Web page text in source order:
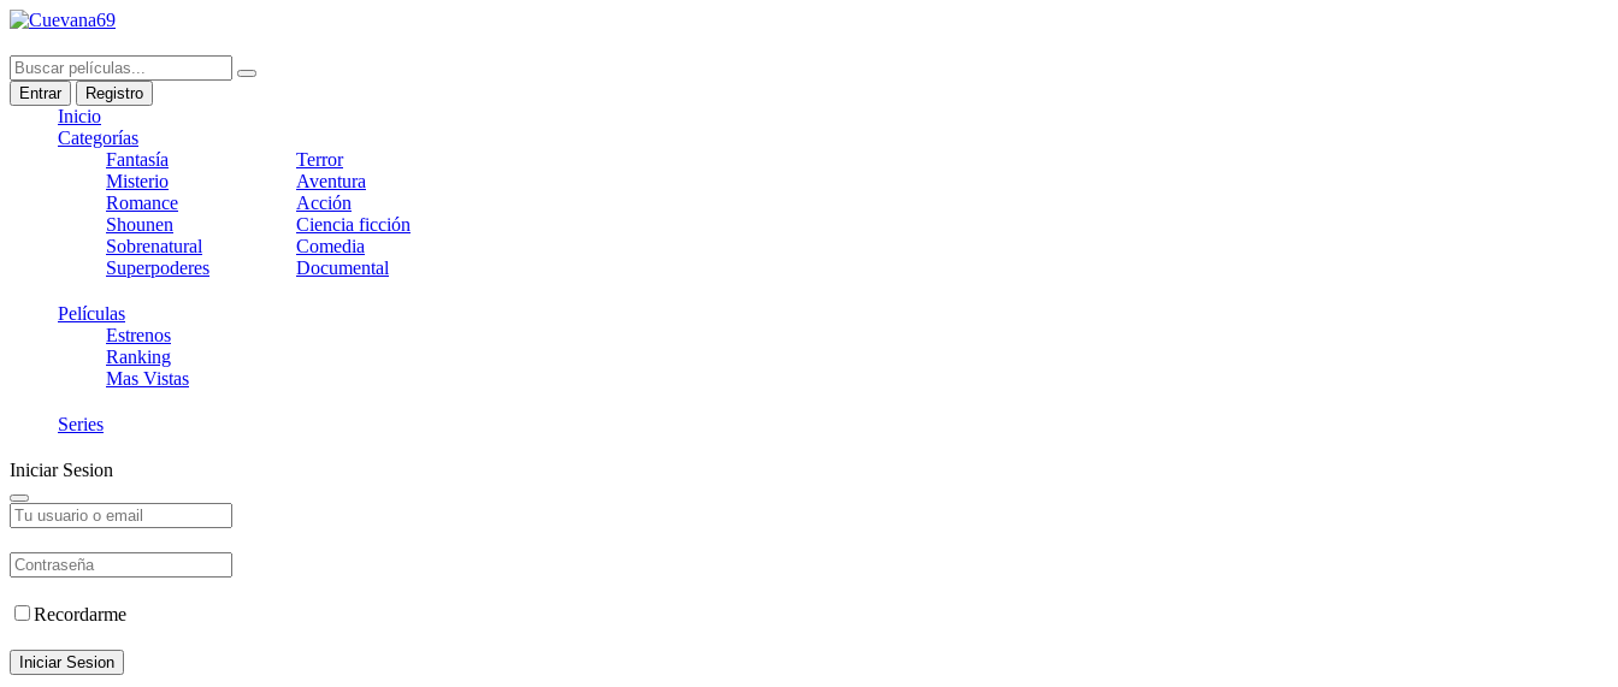
Entrar Registro
Inicio
Categorías
Fantasía
Misterio
Romance
Shounen
Sobrenatural
Superpoderes
Terror
Aventura
Acción
Ciencia ficción
Comedia
Documental
Películas
Estrenos
Ranking
Mas Vistas
Series
Iniciar Sesion
Recordarme
Iniciar Sesion